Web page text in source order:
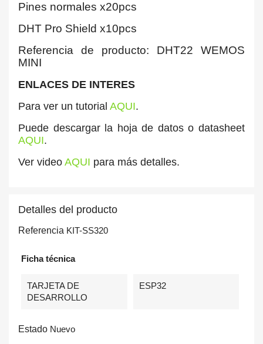
Pines normales x20pcs
DHT Pro Shield x10pcs
Referencia de producto: DHT22 WEMOS
MINI
ENLACES DE INTERES
Para ver un tutorial AQUI.
Puede descargar la hoja de datos o datasheet
AQUI.
Ver video AQUI para más detalles.
Detalles del producto
Referencia KIT-SS320
Ficha técnica
TARJETA DE
DESARROLLO
ESP32
Estado Nuevo